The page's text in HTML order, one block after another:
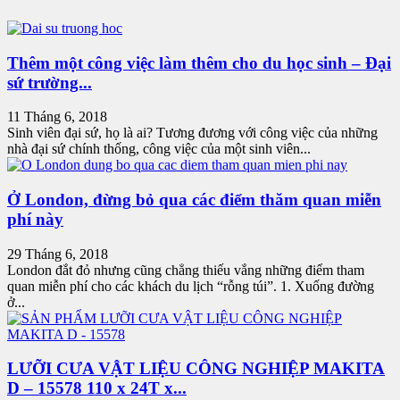
Thêm một công việc làm thêm cho du học sinh – Đại
sứ trường...
11 Tháng 6, 2018
Sinh viên đại sứ, họ là ai? Tương đương với công việc của những
nhà đại sứ chính thống, công việc của một sinh viên...
Ở London, đừng bỏ qua các điểm thăm quan miễn
phí này
29 Tháng 6, 2018
London đắt đỏ nhưng cũng chẳng thiếu vắng những điểm tham
quan miễn phí cho các khách du lịch “rỗng túi”. 1. Xuống đường
ở...
LƯỠI CƯA VẬT LIỆU CÔNG NGHIỆP MAKITA
D – 15578 110 x 24T x...